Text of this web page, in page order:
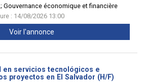
Gouvernance économique et financière
: 14/08/2026 13:00
Voir l'annonce
en servicios tecnológicos e
proyectos en El Salvador (H/F)